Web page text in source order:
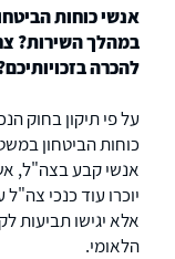
תאונות עבודה,
ורשלנות רפואית.
אנשי כוחות
במהלך השירות?
להכרה
כוחות הביטחון
אנשי קבע בצה"ל,
יוכרו עוד כנכי
אלא יגישו תביעות
הלאומי.